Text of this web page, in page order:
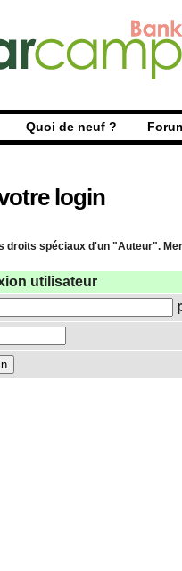
Quoi de neuf ?
login
droits spéciaux d'un "Auteur".
utilisateur